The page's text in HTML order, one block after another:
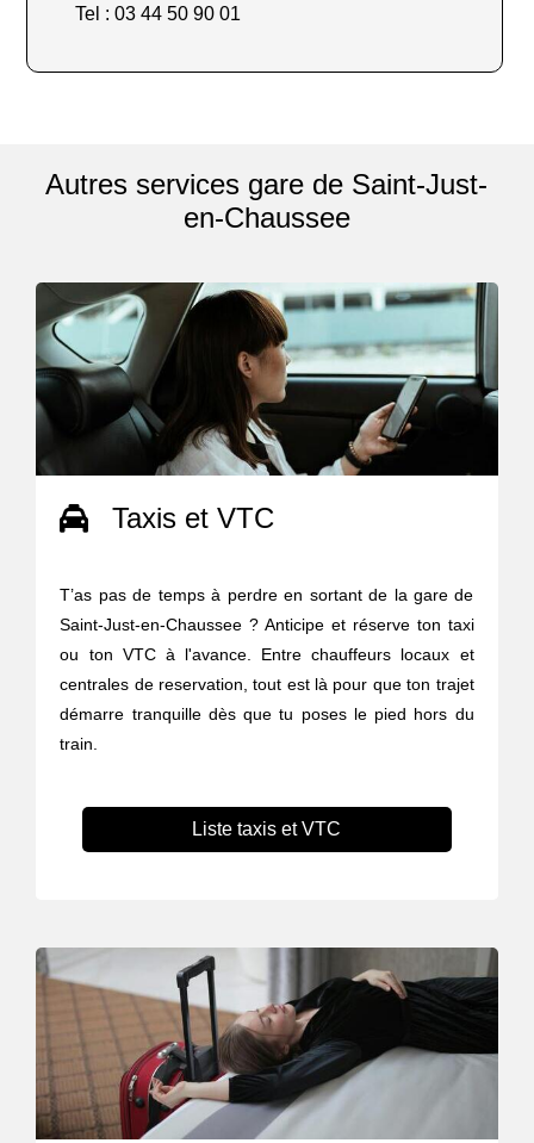
Tel : 03 44 50 90 01
Autres services gare de Saint-Just-
en-Chaussee
Taxis et VTC
T’as pas de temps à perdre en sortant de la gare de
Saint-Just-en-Chaussee ? Anticipe et réserve ton taxi
ou ton VTC à l'avance. Entre chauffeurs locaux et
centrales de reservation, tout est là pour que ton trajet
démarre tranquille dès que tu poses le pied hors du
train.
Liste taxis et VTC